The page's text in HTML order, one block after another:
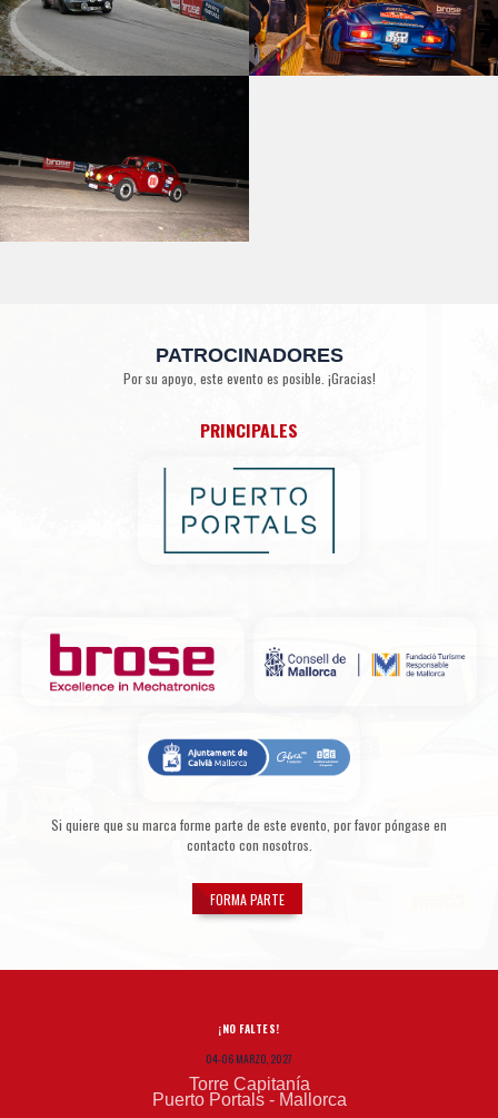
PATROCINADORES
Por su apoyo, este evento es posible. ¡Gracias!
PRINCIPALES
Si quiere que su marca forme parte de este evento, por favor póngase en
contacto con nosotros.
FORMA PARTE
¡NO FALTES!
04-06 MARZO, 2027
Torre Capitanía
Puerto Portals - Mallorca